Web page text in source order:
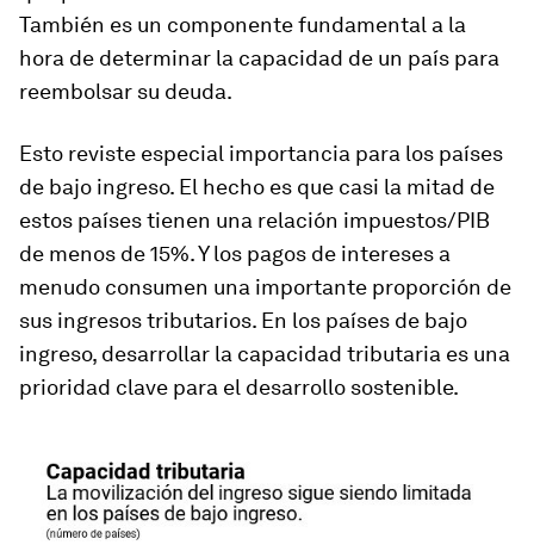
También es un componente fundamental a la
hora de determinar la capacidad de un país para
reembolsar su deuda.
Esto reviste especial importancia para los países
de bajo ingreso. El hecho es que casi la mitad de
estos países tienen una relación impuestos/PIB
de menos de 15%. Y los pagos de intereses a
menudo consumen una importante proporción de
sus ingresos tributarios. En los países de bajo
ingreso, desarrollar la capacidad tributaria es una
prioridad clave para el desarrollo sostenible.